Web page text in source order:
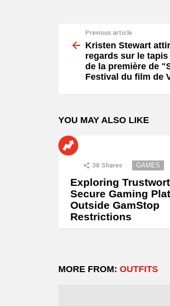
more
Previous article
Kristen Stewart
regards sur le
de la première de
Festival du film de
YOU MAY ALSO LIKE
38 Shares GAMES
Exploring
Secure Gaming
Outside GamStop
Restrictions
MORE FROM: OUTFITS